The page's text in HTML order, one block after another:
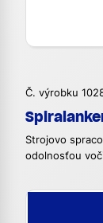
Č. výrobku
Strojovo
odolnosťou